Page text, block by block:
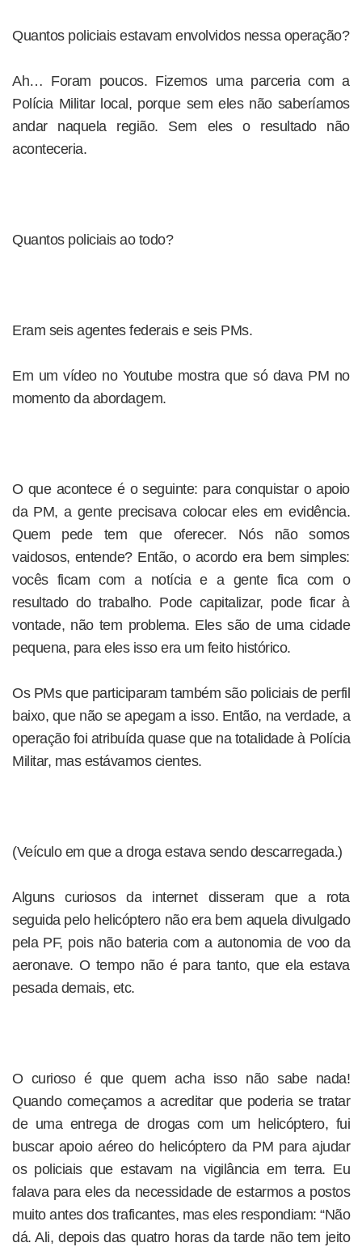
Quantos policiais estavam envolvidos nessa operação?
Ah… Foram poucos. Fizemos uma parceria com a
Polícia Militar local, porque sem eles não saberíamos
andar naquela região. Sem eles o resultado não
aconteceria.
Quantos policiais ao todo?
Eram seis agentes federais e seis PMs.
Em um vídeo no Youtube mostra que só dava PM no
momento da abordagem.
O que acontece é o seguinte: para conquistar o apoio
da PM, a gente precisava colocar eles em evidência.
Quem pede tem que oferecer. Nós não somos
vaidosos, entende? Então, o acordo era bem simples:
vocês ficam com a notícia e a gente fica com o
resultado do trabalho. Pode capitalizar, pode ficar à
vontade, não tem problema. Eles são de uma cidade
pequena, para eles isso era um feito histórico.
Os PMs que participaram também são policiais de perfil
baixo, que não se apegam a isso. Então, na verdade, a
operação foi atribuída quase que na totalidade à Polícia
Militar, mas estávamos cientes.
(Veículo em que a droga estava sendo descarregada.)
Alguns curiosos da internet disseram que a rota
seguida pelo helicóptero não era bem aquela divulgado
pela PF, pois não bateria com a autonomia de voo da
aeronave. O tempo não é para tanto, que ela estava
pesada demais, etc.
O curioso é que quem acha isso não sabe nada!
Quando começamos a acreditar que poderia se tratar
de uma entrega de drogas com um helicóptero, fui
buscar apoio aéreo do helicóptero da PM para ajudar
os policiais que estavam na vigilância em terra. Eu
falava para eles da necessidade de estarmos a postos
muito antes dos traficantes, mas eles respondiam: “Não
dá. Ali, depois das quatro horas da tarde não tem jeito